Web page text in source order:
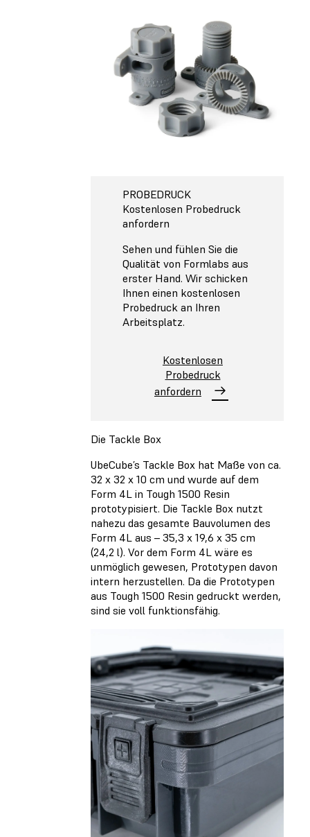
PROBEDRUCK
Kostenlosen Probedruck
anfordern
Sehen und fühlen Sie die
Qualität von Formlabs aus
erster Hand. Wir schicken
Ihnen einen kostenlosen
Probedruck an Ihren
Arbeitsplatz.
Kostenlosen
Probedruck
anfordern
Die Tackle Box
UbeCube’s Tackle Box hat Maße von ca.
32 x 32 x 10 cm und wurde auf dem
Form 4L in Tough 1500 Resin
prototypisiert. Die Tackle Box nutzt
nahezu das gesamte Bauvolumen des
Form 4L aus – 35,3 x 19,6 x 35 cm
(24,2 l). Vor dem Form 4L wäre es
unmöglich gewesen, Prototypen davon
intern herzustellen. Da die Prototypen
aus Tough 1500 Resin gedruckt werden,
sind sie voll funktionsfähig.